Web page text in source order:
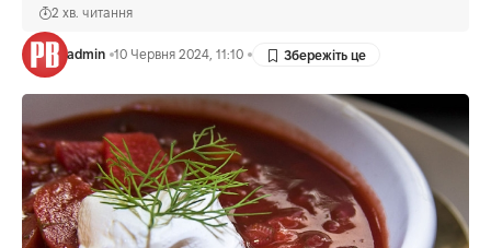
admin 10 Червня 2024, 11:10
2 хв. читання